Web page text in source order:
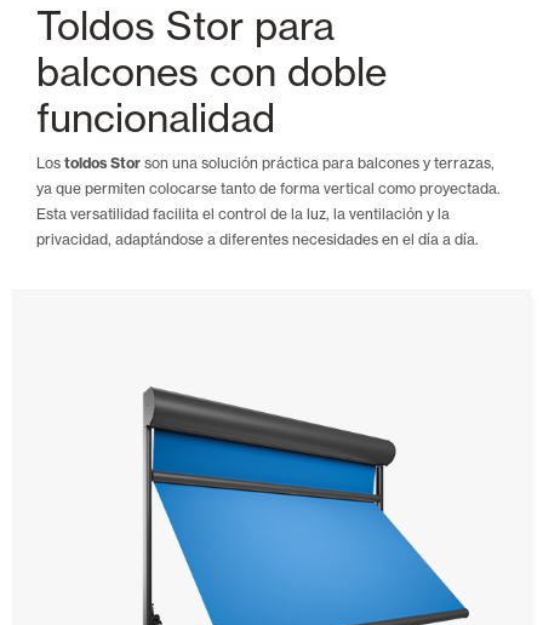
Parasol
Monoblock Extendable Arms
Toldos Stor para
balcones con doble
funcionalidad
Los toldos Stor son una solución práctica para balcones y terrazas,
ya que permiten colocarse tanto de forma vertical como proyectada.
Esta versatilidad facilita el control de la luz, la ventilación y la
privacidad, adaptándose a diferentes necesidades en el día a día.